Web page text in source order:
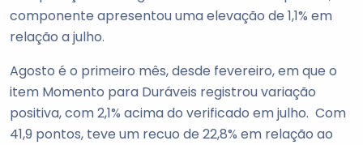
componente apresentou uma elevação de 1,1% em
relação a julho.
Agosto é o primeiro mês, desde fevereiro, em que o
item Momento para Duráveis registrou variação
positiva, com 2,1% acima do verificado em julho. Com
41,9 pontos, teve um recuo de 22,8% em relação ao